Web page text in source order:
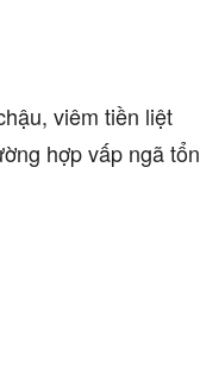
viêm tiền liệt
hợp vấp ngã tổn